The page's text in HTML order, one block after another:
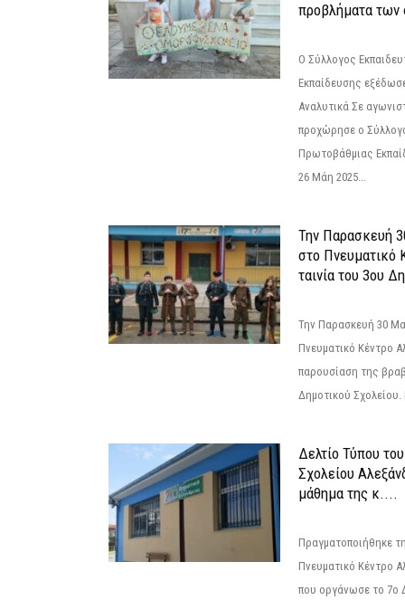
προβλήματα των
Ο Σύλλογος
Εκπαίδευσης
Αναλυτικά Σε
προχώρησε ο
Πρωτοβάθμιας
26 Μάη 2025...
Την Παρασκευή
στο Πνευματικό
ταινία του 3ου
Την Παρασκευή 30
Πνευματικό Κέντρο
παρουσίαση της
Δημοτικού Σχολείου.
Δελτίο Τύπου
Σχολείου
μάθημα της κ....
Πραγματοποιήθηκε
Πνευματικό Κέντρο
που οργάνωσε το 7ο